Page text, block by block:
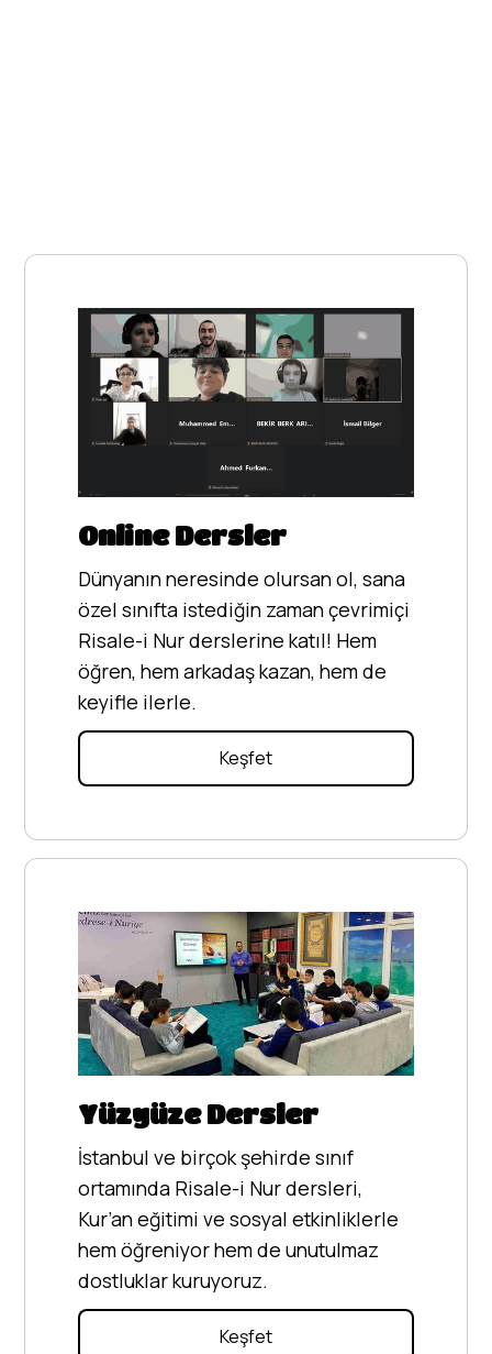
Online Dersler
Dünyanın neresinde olursan ol, sana
özel sınıfta istediğin zaman çevrimiçi
Risale-i Nur derslerine katıl! Hem
öğren, hem arkadaş kazan, hem de
keyifle ilerle.
Keşfet
Yüzyüze Dersler
İstanbul ve birçok şehirde sınıf
ortamında Risale-i Nur dersleri,
Kur’an eğitimi ve sosyal etkinliklerle
hem öğreniyor hem de unutulmaz
dostluklar kuruyoruz.
Keşfet